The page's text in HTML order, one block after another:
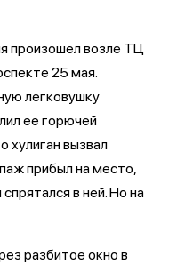
произошел возле ТЦ
25 мая.
легковушку
ее горючей
хулиган вызвал
прибыл на место,
в ней. Но на
разбитое окно в